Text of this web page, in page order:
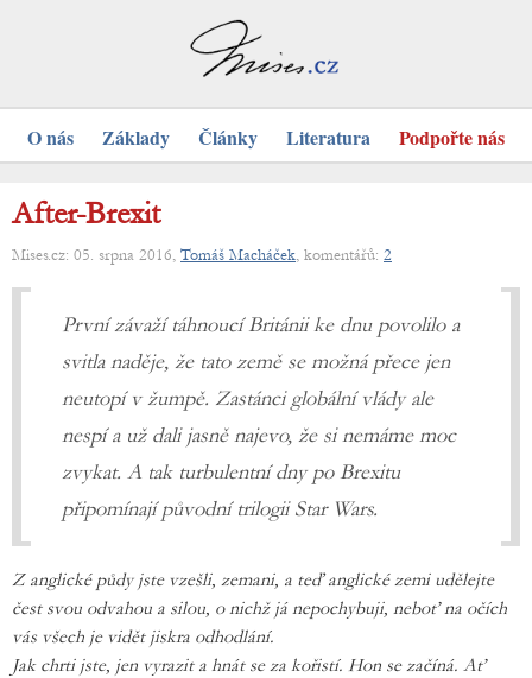
O nás Základy Články Literatura Podpořte nás
After-Brexit
Mises.cz: 05. srpna 2016, Tomáš Macháček, komentářů: 2
První závaží táhnoucí Británii ke dnu povolilo a
svitla naděje, že tato země se možná přece jen
neutopí v žumpě. Zastánci globální vlády ale
nespí a už dali jasně najevo, že si nemáme moc
zvykat. A tak turbulentní dny po Brexitu
připomínají původní trilogii Star Wars.
Z anglické půdy jste vzešli, zemani, a teď anglické zemi udělejte
čest svou odvahou a silou, o nichž já nepochybuji, neboť na očích
vás všech je vidět jiskra odhodlání.
Jak chrti jste, jen vyrazit a hnát se za kořistí. Hon se začíná. Ať